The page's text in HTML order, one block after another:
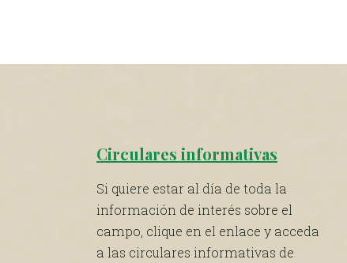
Circulares informativas
Si quiere estar al día de toda la
información de interés sobre el
campo, clique en el enlace y acceda
a las circulares informativas de